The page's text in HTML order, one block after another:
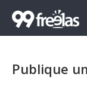
Publique